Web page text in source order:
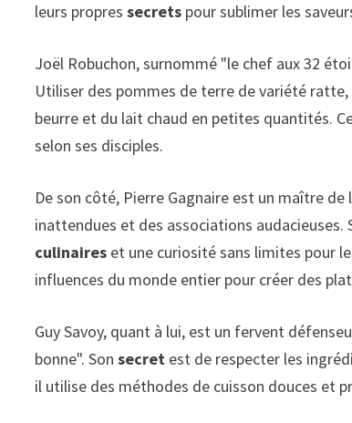
leurs propressecrets pour sublimer les
Joël Robuchon, surnommé "le chef aux 32
Utiliser des pommes de terre de variété ratte,
beurre et du lait chaud en petites quantités.
selon ses disciples.
De son côté, Pierre Gagnaire est un maître de
inattendues et des associations audacieuses.
culinaires et une curiosité sans limites pour
influences du monde entier pour créer des
Guy Savoy, quant à lui, est un fervent
bonne". Sonsecret est de respecter les
il utilise des méthodes de cuisson douces et